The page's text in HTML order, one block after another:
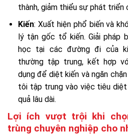
thành, giảm thiểu sự phát triển
Kiến: Xuất hiện phổ biến và
lý tận gốc tổ kiến. Giải pháp
học tại các đường đi của
thường tập trung, kết hợp
dụng để diệt kiến và ngăn
tôi tập trung vào việc tiêu
quả lâu dài.
Lợi ích vượt trội khi
trùng chuyên nghiệp cho